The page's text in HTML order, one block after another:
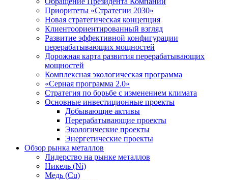
Приоритеты «Стратегии 2030»
Новая стратегическая концепция
Клиентоориентированный взгляд
Развитие эффективной конфигурации
перерабатывающих мощностей
Дорожная карта развития перерабатывающих
мощностей
Комплексная экологическая программа
«Серная программа 2.0»
Стратегия по борьбе с изменением климата
Основные инвестиционные проекты
Добывающие активы
Перерабатывающие проекты
Экологические проекты
Энергетические проекты
Обзор рынка металлов
Лидерство на рынке металлов
Никель (Ni)
Медь (Cu)